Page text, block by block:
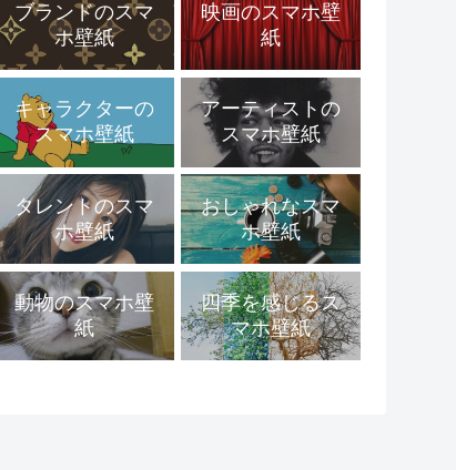
ブランドのスマ
ホ壁紙
映画のスマホ壁
紙
キャラクターの
スマホ壁紙
アーティストの
スマホ壁紙
タレントのスマ
ホ壁紙
おしゃれなスマ
ホ壁紙
動物のスマホ壁
紙
四季を感じるス
マホ壁紙